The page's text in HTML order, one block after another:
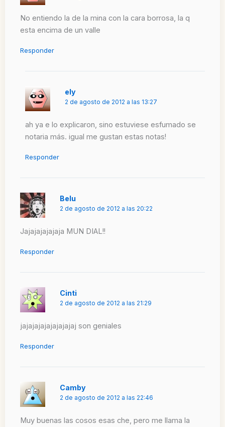
No entiendo la de la mina con la cara borrosa, la q
esta encima de un valle
Responder
ely
2 de agosto de 2012 a las 13:27
ah ya e lo explicaron, sino estuviese esfumado se
notaria más. igual me gustan estas notas!
Responder
Belu
2 de agosto de 2012 a las 20:22
Jajajajajajaja MUN DIAL!!
Responder
Cinti
2 de agosto de 2012 a las 21:29
jajajajajajajajajaj son geniales
Responder
Camby
2 de agosto de 2012 a las 22:46
Muy buenas las cosos esas che, pero me llama la